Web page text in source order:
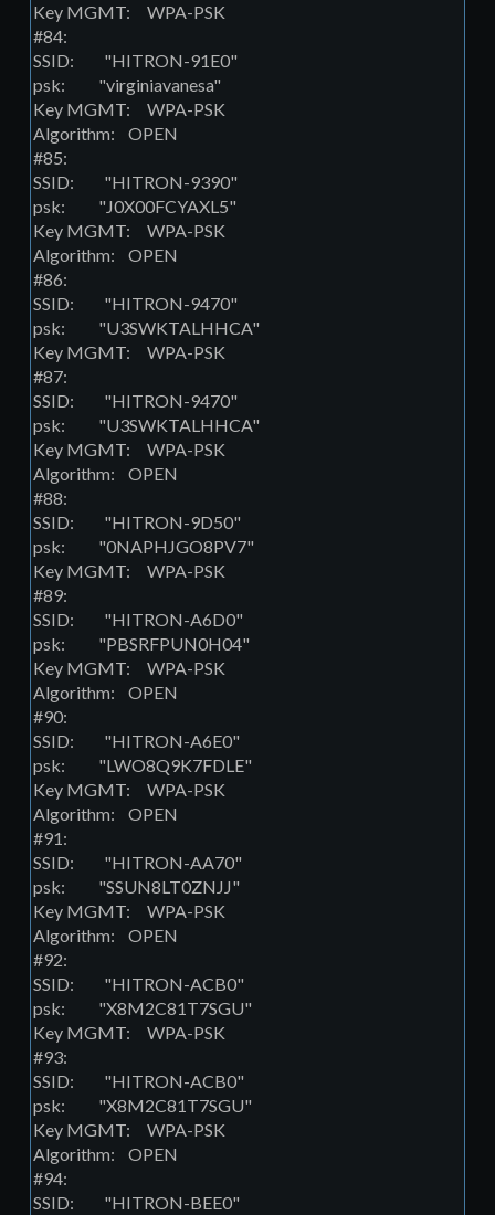
Key MGMT: WPA-PSK
#84:
SSID: "HITRON-91E0"
psk: "virginiavanesa"
Key MGMT: WPA-PSK
Algorithm: OPEN
#85:
SSID: "HITRON-9390"
psk: "J0X00FCYAXL5"
Key MGMT: WPA-PSK
Algorithm: OPEN
#86:
SSID: "HITRON-9470"
psk: "U3SWKTALHHCA"
Key MGMT: WPA-PSK
#87:
SSID: "HITRON-9470"
psk: "U3SWKTALHHCA"
Key MGMT: WPA-PSK
Algorithm: OPEN
#88:
SSID: "HITRON-9D50"
psk: "0NAPHJGO8PV7"
Key MGMT: WPA-PSK
#89:
SSID: "HITRON-A6D0"
psk: "PBSRFPUN0H04"
Key MGMT: WPA-PSK
Algorithm: OPEN
#90:
SSID: "HITRON-A6E0"
psk: "LWO8Q9K7FDLE"
Key MGMT: WPA-PSK
Algorithm: OPEN
#91:
SSID: "HITRON-AA70"
psk: "SSUN8LT0ZNJJ"
Key MGMT: WPA-PSK
Algorithm: OPEN
#92:
SSID: "HITRON-ACB0"
psk: "X8M2C81T7SGU"
Key MGMT: WPA-PSK
#93:
SSID: "HITRON-ACB0"
psk: "X8M2C81T7SGU"
Key MGMT: WPA-PSK
Algorithm: OPEN
#94:
SSID: "HITRON-BEE0"